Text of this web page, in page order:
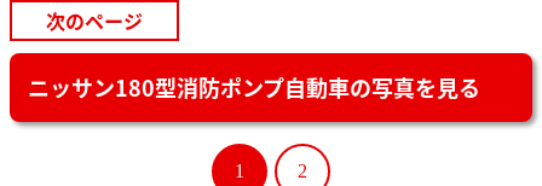
次のページ
ニッサン180型消防ポンプ自動車の写真を見る
1 2